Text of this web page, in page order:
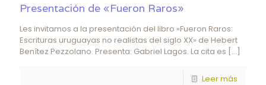
Presentación de «Fueron Raros»
Les invitamos a la presentación del libro «Fueron Raros:
Escrituras uruguayas no realistas del siglo XX» de Hebert
Benítez Pezzolano. Presenta: Gabriel Lagos. La cita es […]
Leer más